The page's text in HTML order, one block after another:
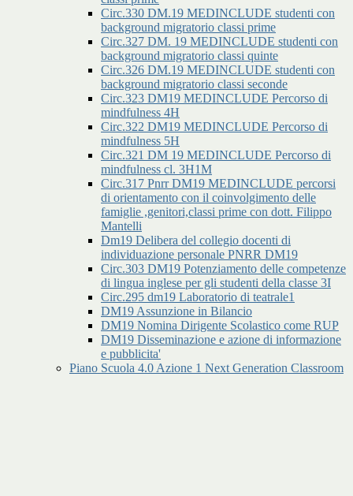
Circ.330 DM.19 MEDINCLUDE studenti con
background migratorio classi prime
Circ.327 DM. 19 MEDINCLUDE studenti con
background migratorio classi quinte
Circ.326 DM.19 MEDINCLUDE studenti con
background migratorio classi seconde
Circ.323 DM19 MEDINCLUDE Percorso di
mindfulness 4H
Circ.322 DM19 MEDINCLUDE Percorso di
mindfulness 5H
Circ.321 DM 19 MEDINCLUDE Percorso di
mindfulness cl. 3H1M
Circ.317 Pnrr DM19 MEDINCLUDE percorsi
di orientamento con il coinvolgimento delle
famiglie ,genitori,classi prime con dott. Filippo
Mantelli
Dm19 Delibera del collegio docenti di
individuazione personale PNRR DM19
Circ.303 DM19 Potenziamento delle competenze
di lingua inglese per gli studenti della classe 3I
Circ.295 dm19 Laboratorio di teatrale1
DM19 Assunzione in Bilancio
DM19 Nomina Dirigente Scolastico come RUP
DM19 Disseminazione e azione di informazione
e pubblicita'
Piano Scuola 4.0 Azione 1 Next Generation Classroom